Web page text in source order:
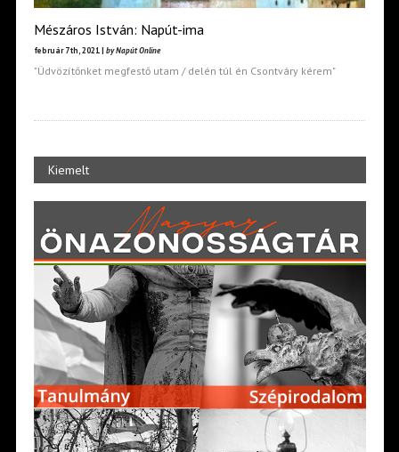
Mészáros István: Napút-ima
február 7th, 2021 | by Napút Online
"Üdvözítőnket megfestő utam / delén túl én Csontváry kérem"
Kiemelt